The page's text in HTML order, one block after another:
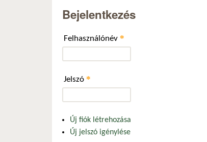
Bejelentkezés
Felhasználónév *
Jelszó *
Új fiók létrehozása
Új jelszó igénylése